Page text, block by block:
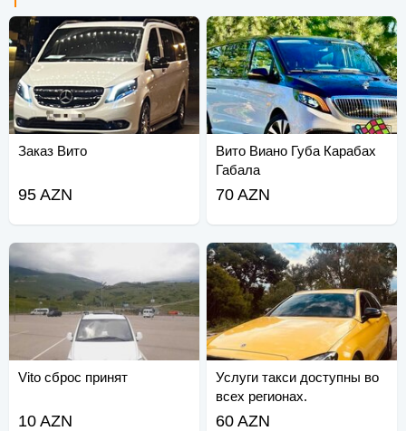
Заказ Вито
95 AZN
Вито Виано Губа Карабах
Габала
70 AZN
Vito сброс принят
10 AZN
Услуги такси доступны во
всех регионах.
60 AZN